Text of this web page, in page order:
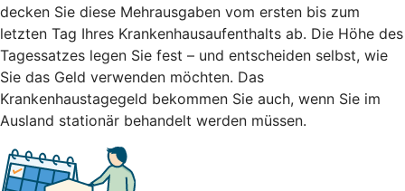
decken Sie diese Mehrausgaben vom ersten bis zum
letzten Tag Ihres Krankenhausaufenthalts ab. Die Höhe des
Tagessatzes legen Sie fest – und entscheiden selbst, wie
Sie das Geld verwenden möchten. Das
Krankenhaustagegeld bekommen Sie auch, wenn Sie im
Ausland stationär behandelt werden müssen.